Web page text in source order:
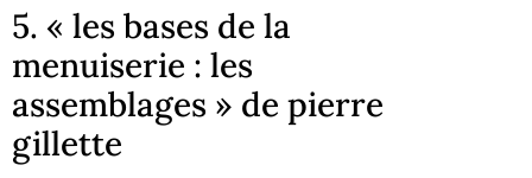
5. « les bases de la
menuiserie : les
assemblages » de pierre
gillette